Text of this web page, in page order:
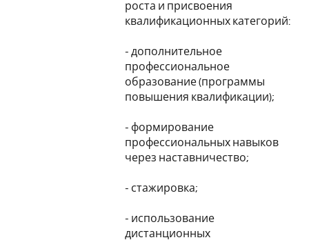
роста и присвоения
квалификационных категорий:
- дополнительное
профессиональное
образование (программы
повышения квалификации);
- формирование
профессиональных навыков
через наставничество;
- стажировка;
- использование
дистанционных